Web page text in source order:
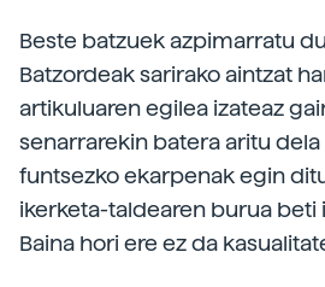
Beste batzuek azpimarratu
Batzordeak sarirako aintzat
artikuluaren egilea izateaz
senarrarekin batera aritu dela
funtsezko ekarpenak egin
ikerketa-taldearen burua beti
Baina hori ere ez da